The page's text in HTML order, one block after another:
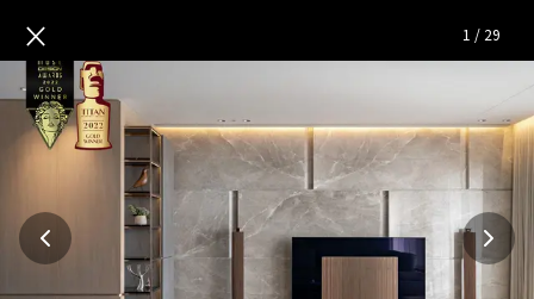
姊妹一家親 雙宅雙風格│妹妹
× 1 / 29